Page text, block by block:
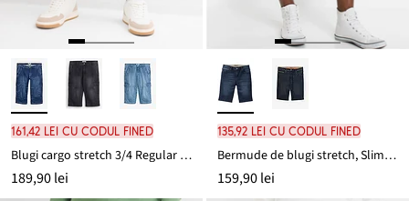
161,42 lei cu codul FINED
Blugi cargo stretch 3/4 Regular Fit, Straight
189,90 lei
135,92 lei cu codul FINED
Bermude de blugi stretch, Slim Fit
159,90 lei